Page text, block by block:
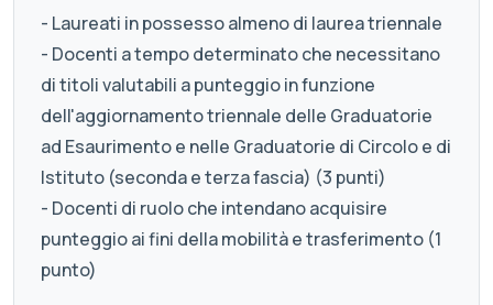
- Laureati in possesso almeno di laurea triennale
- Docenti a tempo determinato che necessitano
di titoli valutabili a punteggio in funzione
dell'aggiornamento triennale delle Graduatorie
ad Esaurimento e nelle Graduatorie di Circolo e di
Istituto (seconda e terza fascia) (3 punti)
- Docenti di ruolo che intendano acquisire
punteggio ai fini della mobilità e trasferimento (1
punto)